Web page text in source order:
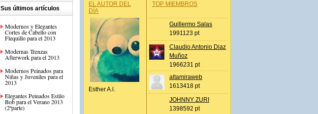
Sus últimos artículos
Modernos y Elegantes
Cortes de Cabello con
Flequillo para el 2013
Modernas Trenzas
Afterwork para el 2013
Modernos Peinados para
Niñas y Juveniles para el
2013
Elegantes Peinados Estilo
Bob para el Verano 2013
(2ªparte)
EL AUTOR DEL
DÍA
Esther A.l.
TOP MIEMBROS
Guillermo Salas
1991123 pt
Claudio Antonio Diaz
Muñoz
1966231 pt
altamiraweb
1613418 pt
JOHNNY ZURI
1398592 pt